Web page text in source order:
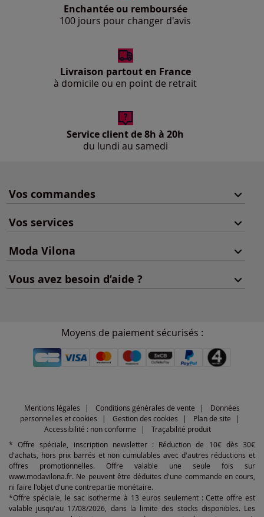
Enchantée ou remboursée
100 jours pour changer d'avis
Livraison partout en France
à domicile ou en point de retrait
Service client de 8h à 20h
du lundi au samedi
Vos commandes
Vos services
Moda Vilona
Vous avez besoin d’aide ?
Moyens de paiement sécurisés :
Mentions légales Conditions générales de vente
Données
personnelles et cookies
Gestion des cookies
Plan de site
Accessibilité : non conforme
Traçabilité produit
* Offre spéciale, inscription newsletter : Réduction de 10€ dès 30€
d'achats, hors prix barrés et non cumulables avec d'autres réductions et
offres promotionnelles. Offre valable une seule fois sur
www.modavilona.fr. Ne peuvent être déduites d'une commande en cours,
ni faire l'objet d'une contrepartie monétaire.
*Offre spéciale, le sac isotherme à 13 euros seulement : Cette offre est
valable jusqu'au 17/08/2026, dans la limite des stocks disponibles. Les